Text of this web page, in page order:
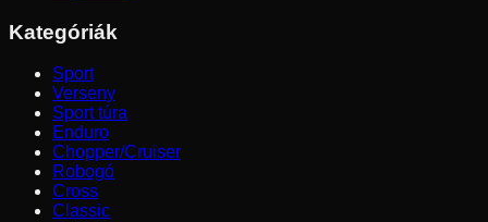
Kategóriák
Sport
Verseny
Sport túra
Enduro
Chopper/Cruiser
Robogó
Cross
Classic